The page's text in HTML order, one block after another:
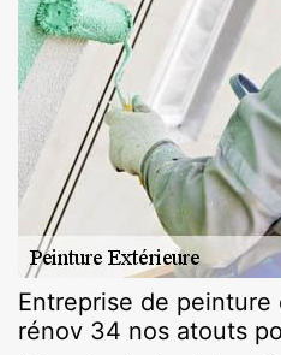
Entreprise de
rénov 34 nos atouts